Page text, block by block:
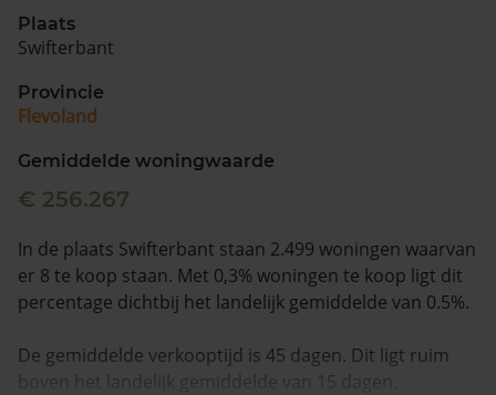
088 220 4200
Maandag t/m vrijdag - 08:00 -18:00
Plaats
Swifterbant
Provincie
Flevoland
Gemiddelde woningwaarde
€ 256.267
In de plaats Swifterbant staan 2.499 woningen waarvan
er 8 te koop staan. Met 0,3% woningen te koop ligt dit
percentage dichtbij het landelijk gemiddelde van 0.5%.
De gemiddelde verkooptijd is 45 dagen. Dit ligt ruim
boven het landelijk gemiddelde van 15 dagen.